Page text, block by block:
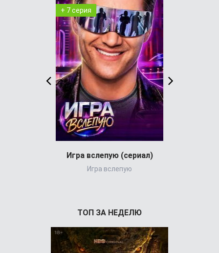
+ 7 серия
Игра вслепую (сериал)
Игра вслепую
ТОП ЗА НЕДЕЛЮ